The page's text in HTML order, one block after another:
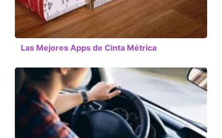
Las Mejores Apps de Cinta Métrica